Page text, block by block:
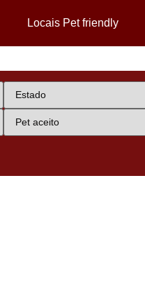
Locais Pet friendly